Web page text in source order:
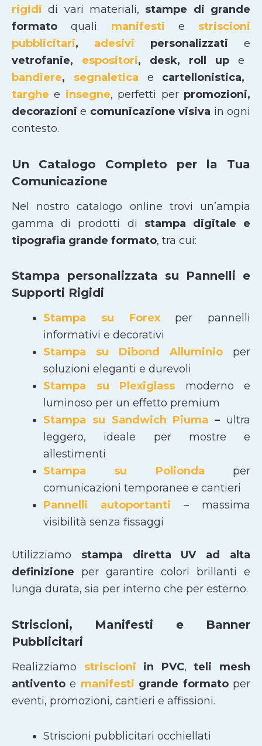
rigididi vari materiali, stampe di grande
formatoquali manifesti e striscioni
pubblicitari, adesivi personalizzati e
vetrofanie, espositori, desk, roll up e
bandiere, segnaletica e cartellonistica,
targhee insegne, perfetti per promozioni,
decorazionie comunicazione visiva in ogni
contesto.
Un Catalogo Completo per la Tua
Comunicazione
Nel nostro catalogo online trovi un’ampia
gamma di prodotti di stampa digitale e
tipografia grande formato, tra cui:
Stampa personalizzata su Pannelli e
Supporti Rigidi
Stampa su Forexper pannelli
informativi e decorativi
Stampa su Dibond Alluminio per
soluzioni eleganti e durevoli
Stampa su Plexiglass moderno e
luminoso per un effetto premium
Stampa su Sandwich Piuma – ultra
leggero, ideale per mostre e
allestimenti
Stampa su Polionda per
comunicazioni temporanee e cantieri
Pannelli autoportanti – massima
visibilità senza fissaggi
Utilizziamo stampa diretta UV ad alta
definizione per garantire colori brillanti e
lunga durata, sia per interno che per esterno.
Striscioni, Manifesti e Banner
Pubblicitari
Realizziamo striscioni in PVC,teli mesh
antivento e manifesti grande formatoper
eventi, promozioni, cantieri e affissioni.
Striscioni pubblicitari occhiellati